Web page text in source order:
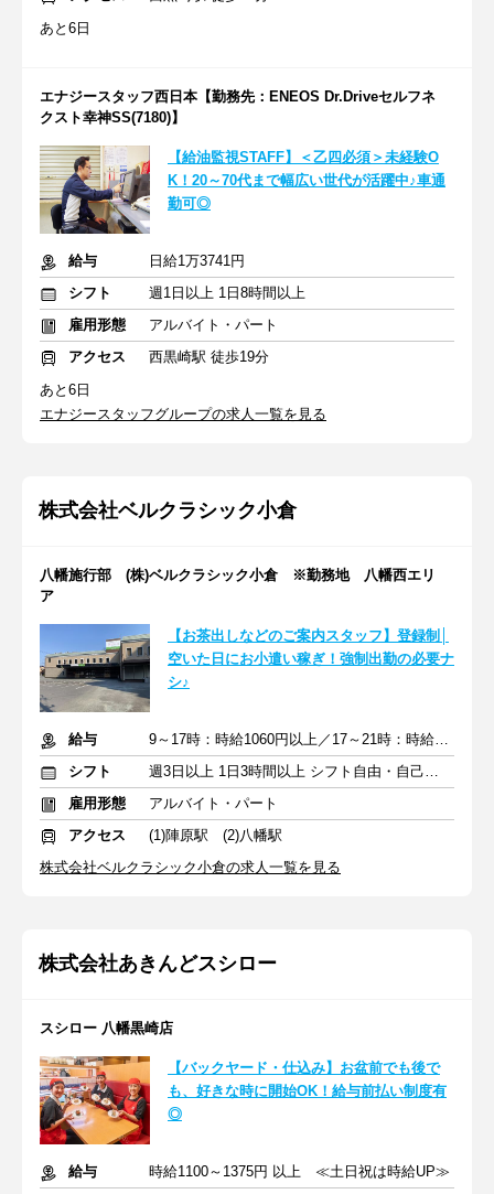
あと6日
エナジースタッフ西日本【勤務先：ENEOS Dr.Driveセルフネ
クスト幸神SS(7180)】
【給油監視STAFF】＜乙四必須＞未経験O
K！20～70代まで幅広い世代が活躍中♪車通
勤可◎
給与
日給1万3741円
シフト
週1日以上 1日8時間以上
雇用形態
アルバイト・パート
アクセス
西黒崎駅 徒歩19分
あと6日
エナジースタッフグループの求人一覧を見る
株式会社ベルクラシック小倉
八幡施行部 (株)ベルクラシック小倉 ※勤務地 八幡西エリ
ア
【お茶出しなどのご案内スタッフ】登録制│
空いた日にお小遣い稼ぎ！強制出勤の必要ナ
シ♪
給与
9～17時：時給1060円以上／17～21時：時給1150円以上
シフト
週3日以上 1日3時間以上 シフト自由・自己申告
雇用形態
アルバイト・パート
アクセス
(1)陣原駅 (2)八幡駅
株式会社ベルクラシック小倉の求人一覧を見る
株式会社あきんどスシロー
スシロー 八幡黒崎店
【バックヤード・仕込み】お盆前でも後で
も、好きな時に開始OK！給与前払い制度有
◎
給与
時給1100～1375円 以上 ≪土日祝は時給UP≫